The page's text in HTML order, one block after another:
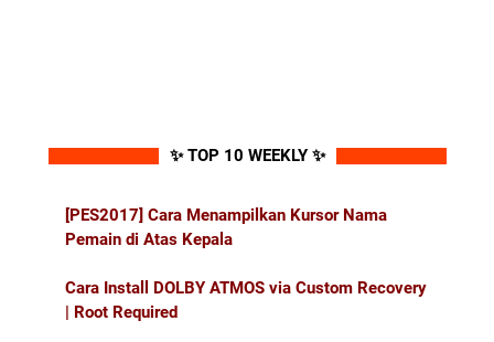
✨ TOP 10 WEEKLY ✨
[PES2017] Cara Menampilkan Kursor Nama
Pemain di Atas Kepala
Cara Install DOLBY ATMOS via Custom Recovery
| Root Required